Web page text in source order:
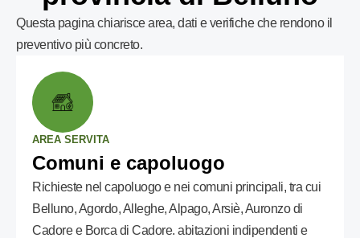
Questa pagina chiarisce area, dati e verifiche che rendono il
preventivo più concreto.
AREA SERVITA
Comuni e capoluogo
Richieste nel capoluogo e nei comuni principali, tra cui
Belluno, Agordo, Alleghe, Alpago, Arsiè, Auronzo di
Cadore e Borca di Cadore. abitazioni indipendenti e